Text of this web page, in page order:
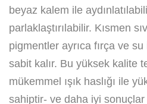
beyaz kalem ile
parlaklaştırılabilir. Kısmen
pigmentler ayrıca fırça ve
sabit kalır. Bu yüksek kalite
mükemmel ışık haslığı ile
sahiptir- ve daha iyi sonuçlar